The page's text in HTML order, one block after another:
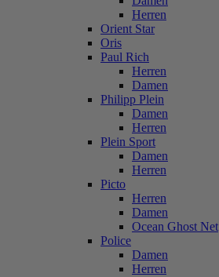
Herren
Orient Star
Oris
Paul Rich
Herren
Damen
Philipp Plein
Damen
Herren
Plein Sport
Damen
Herren
Picto
Herren
Damen
Ocean Ghost Net
Police
Damen
Herren